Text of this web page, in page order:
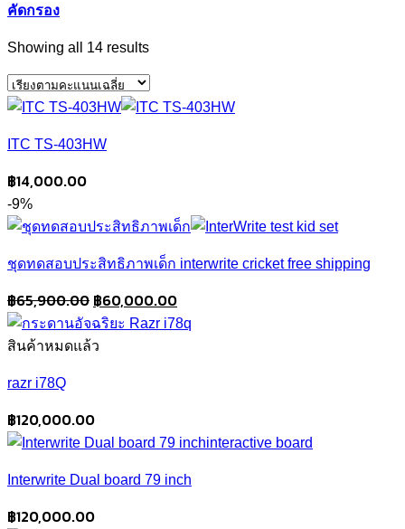
คัดกรอง
Showing all 14 resultsSorted
average
rating
ITC TS-403HW
฿14,000.00
-9%
ชุดทดสอบประสิทธิภาพเด็ก interwrite cricket free shipping
฿65,900.00 Original
price
was:
฿60,000.00Current
price
สินค้าหมดแล้ว
razr i78Q
฿120,000.00
Interwrite Dual board 79 inch
฿120,000.00